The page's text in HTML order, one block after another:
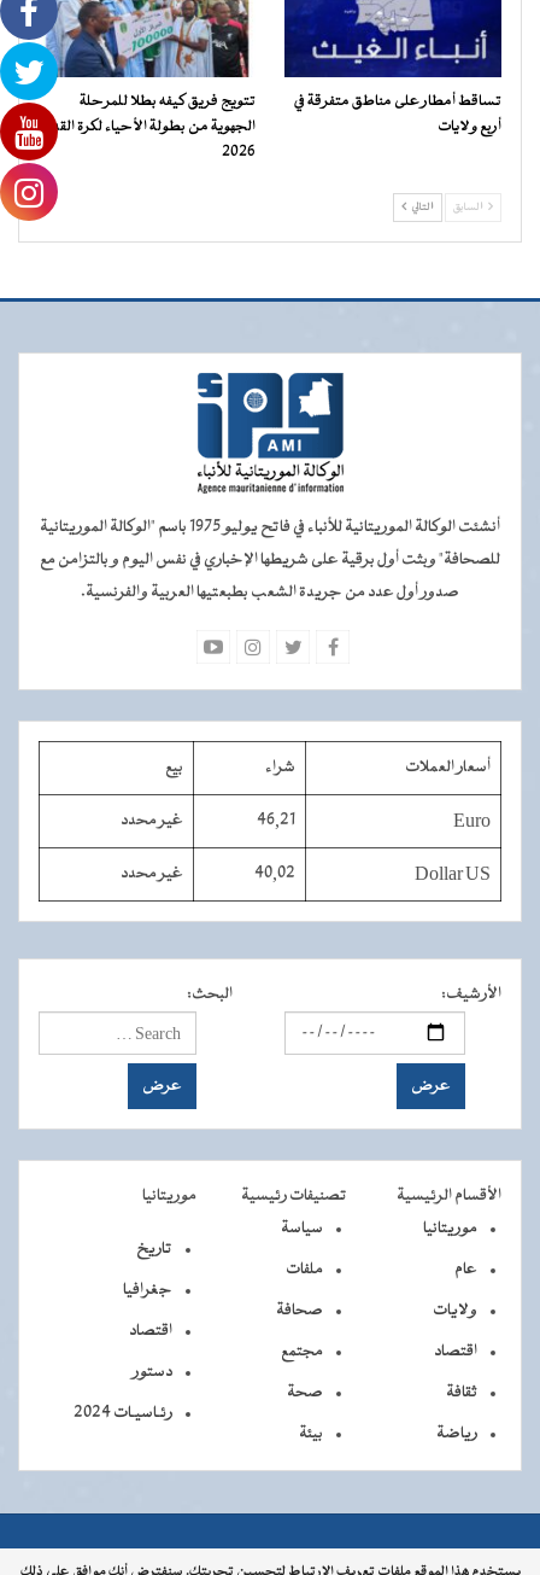
تساقط أمطار على مناطق متفرقة في
أربع ولايات
تتويج فريق كيفه بطلا للمرحلة
الجهوية من بطولة الأحياء لكرة القدم
2026
السابق التالي
أنشئت الوكالة الموريتانية للأنباء في فاتح يوليو 1975 باسم "الوكالة الموريتانية
للصحافة" وبثت أول برقية على شريطها الإخباري في نفس اليوم و بالتزامن مع
صدور أول عدد من جريدة الشعب بطبعتيها العربية والفرنسية.
أسعار العملات شراء بيع
Euro
46,21 غير محدد
Dollar US
40,02 غير محدد
الأرشيف: البحث:
الأقسام الرئيسية تصنيفات رئيسية
موريتانيا
موريتانيا
عام
ولايات
اقتصاد
ثقافة
رياضة
سياسة
ملفات
صحافة
مجتمع
صحة
بيئة
تاريخ
جغرافيا
اقتصاد
دستور
رئـاسيـات 2024
جميــــع جميع الحقوق محفوظة © 2026 - الوكالة الموريتانية للأنباء